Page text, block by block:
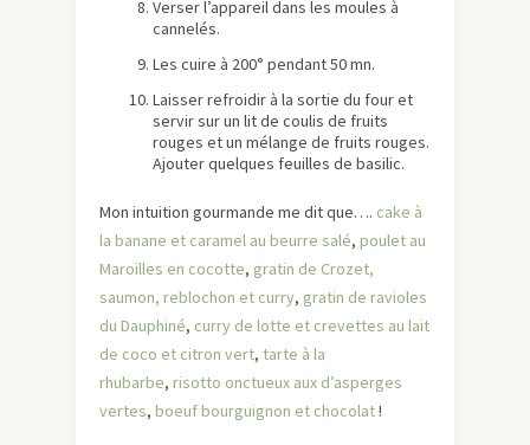
Verser l’appareil dans les moules à
cannelés.
Les cuire à 200° pendant 50 mn.
Laisser refroidir à la sortie du four et
servir sur un lit de coulis de fruits
rouges et un mélange de fruits rouges.
Ajouter quelques feuilles de basilic.
Mon intuition gourmande me dit que…. cake à
la banane et caramel au beurre salé, poulet au
Maroilles en cocotte, gratin de Crozet,
saumon, reblochon et curry, gratin de ravioles
du Dauphiné, curry de lotte et crevettes au lait
de coco et citron vert, tarte à la
rhubarbe, risotto onctueux aux d’asperges
vertes, boeuf bourguignon et chocolat!